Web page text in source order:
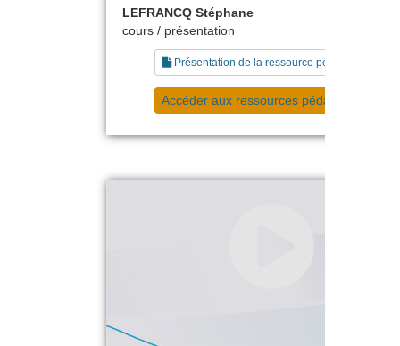
LEFRANCQ Stéphane
cours / présentation
Présentation de la ressource pédagogique
Accéder aux ressources pédagogiques